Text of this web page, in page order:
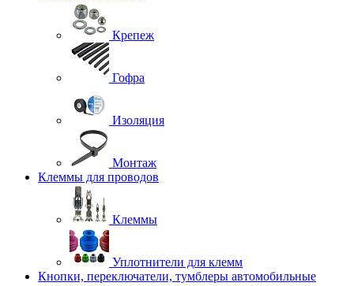
Крепеж
Гофра
Изоляция
Монтаж
Клеммы для проводов
Клеммы
Уплотнители для клемм
Кнопки, переключатели, тумблеры автомобильные